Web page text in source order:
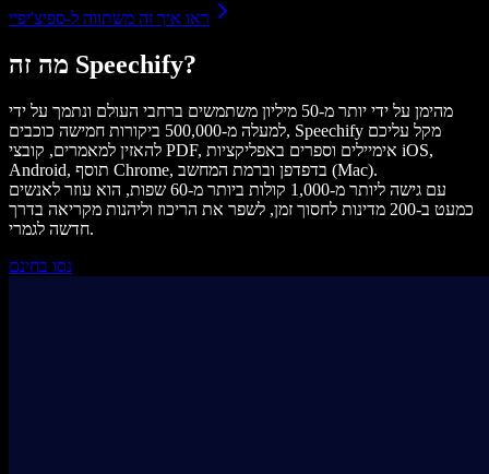
ראו איך זה משתווה ל-ספיצ'יפיי
מה זה Speechify?
מהימן על ידי יותר מ-50 מיליון משתמשים ברחבי העולם ונתמך על ידי
למעלה מ-500,000 ביקורות חמישה כוכבים, Speechify מקל עליכם
להאזין למאמרים, קובצי PDF, אימיילים וספרים באפליקציות iOS,
Android, תוסף Chrome, בדפדפן וברמת המחשב (Mac).
עם גישה ליותר מ-1,000 קולות ביותר מ-60 שפות, הוא עוזר לאנשים
כמעט ב-200 מדינות לחסוך זמן, לשפר את הריכוז וליהנות מקריאה בדרך
חדשה לגמרי.
נסו בחינם